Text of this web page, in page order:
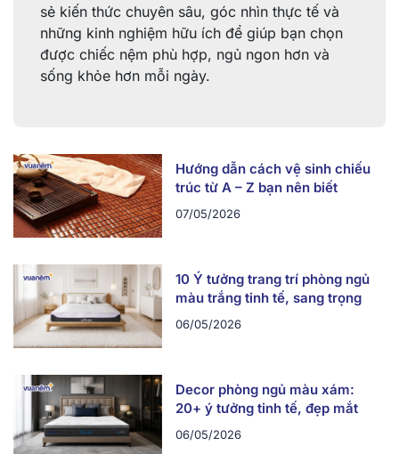
sẻ kiến thức chuyên sâu, góc nhìn thực tế và
những kinh nghiệm hữu ích để giúp bạn chọn
được chiếc nệm phù hợp, ngủ ngon hơn và
sống khỏe hơn mỗi ngày.
Hướng dẫn cách vệ sinh chiếu
trúc từ A – Z bạn nên biết
07/05/2026
10 Ý tưởng trang trí phòng ngủ
màu trắng tinh tế, sang trọng
06/05/2026
Decor phòng ngủ màu xám:
20+ ý tưởng tinh tế, đẹp mắt
06/05/2026